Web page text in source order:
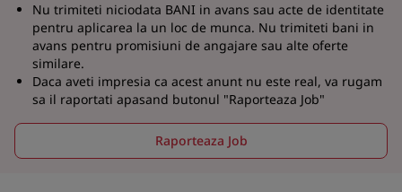
Nu trimiteti niciodata BANI in avans sau acte de identitate
pentru aplicarea la un loc de munca. Nu trimiteti bani in
avans pentru promisiuni de angajare sau alte oferte
similare.
Daca aveti impresia ca acest anunt nu este real, va rugam
sa il raportati apasand butonul "Raporteaza Job"
Raporteaza Job